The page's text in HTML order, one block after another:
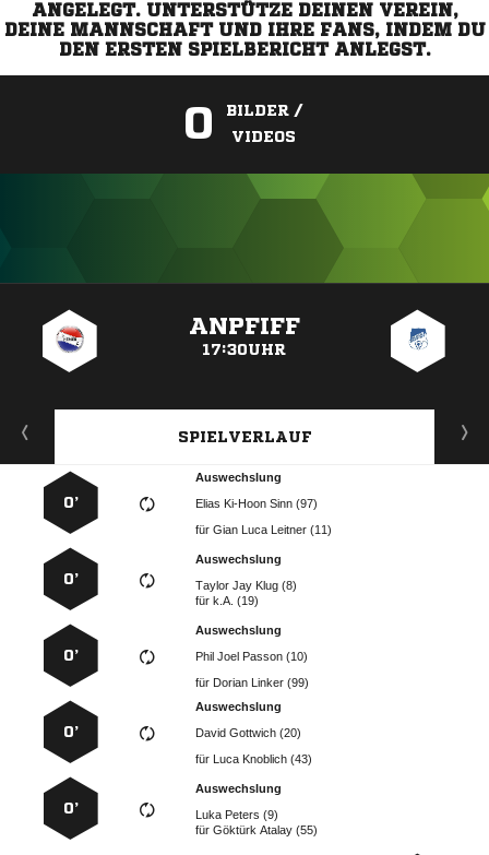
ANGELEGT. UNTERSTÜTZE DEINEN VEREIN,
DEINE MANNSCHAFT UND IHRE FANS, INDEM DU
DEN ERSTEN SPIELBERICHT ANLEGST.
0
BILDER /
VIDEOS
ANPFIFF
17:30UHR
SPIELVERLAUF
Auswechslung
   
für   
0’
Auswechslung
   
fürk.A. (19)
0’
Auswechslung
   
für   
0’
Auswechslung
  
für   
0’
Auswechslung
  
für  
0’